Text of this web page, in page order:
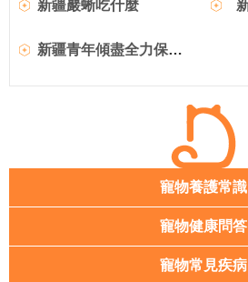
新疆巖蜥吃什麼
新疆青年傾盡全力保護哈薩克牧羊犬（分享）
寵物養護常識
寵物健康問答
寵物常見疾病